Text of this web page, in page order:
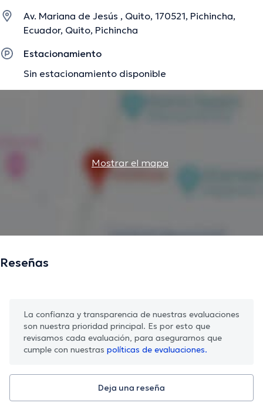
en su campo de especialización y ha anunciado
diferentes artículos.
La descripción fue editada por el equipo de doctoranytime, con base en
Av. Mariana de Jesús , Quito, 170521, Pichincha,
Ecuador, Quito, Pichincha
Estacionamiento
Sin estacionamiento disponible
Mostrar el mapa
Reseñas
La confianza y transparencia de nuestras evaluaciones
son nuestra prioridad principal. Es por esto que
revisamos cada evaluación, para asegurarnos que
cumple con nuestras políticas de evaluaciones.
Deja una reseña